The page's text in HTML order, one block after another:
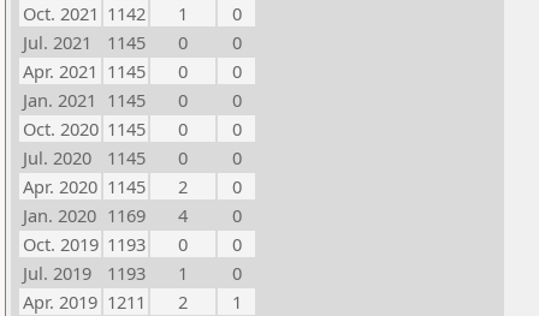
Oct. 2021 1142 1
0
Jul. 2021
1145 0
0
Apr. 2021 1145 0
0
Jan. 2021 1145 0
0
Oct. 2020 1145 0
0
Jul. 2020
1145 0
0
Apr. 2020 1145 2
0
Jan. 2020 1169 4
0
Oct. 2019 1193 0
0
Jul. 2019
1193 1
0
Apr. 2019 1211 2
1